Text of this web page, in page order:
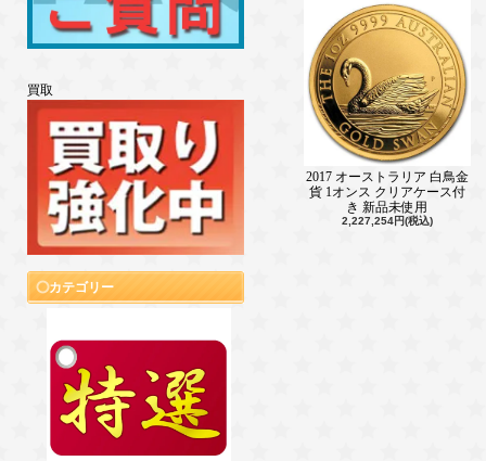
買取
カテゴリー
2017 オーストラリア 白鳥金
貨 1オンス クリアケース付
き 新品未使用
2,227,254円(税込)